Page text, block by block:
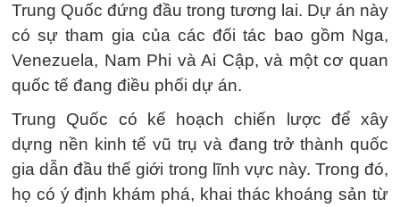
Trung Quốc đứng đầu trong tương lai. Dự án này
có sự tham gia của các đối tác bao gồm Nga,
Venezuela, Nam Phi và Ai Cập, và một cơ quan
quốc tế đang điều phối dự án.
Trung Quốc có kế hoạch chiến lược để xây
dựng nền kinh tế vũ trụ và đang trở thành quốc
gia dẫn đầu thế giới trong lĩnh vực này. Trong đó,
họ có ý định khám phá, khai thác khoáng sản từ